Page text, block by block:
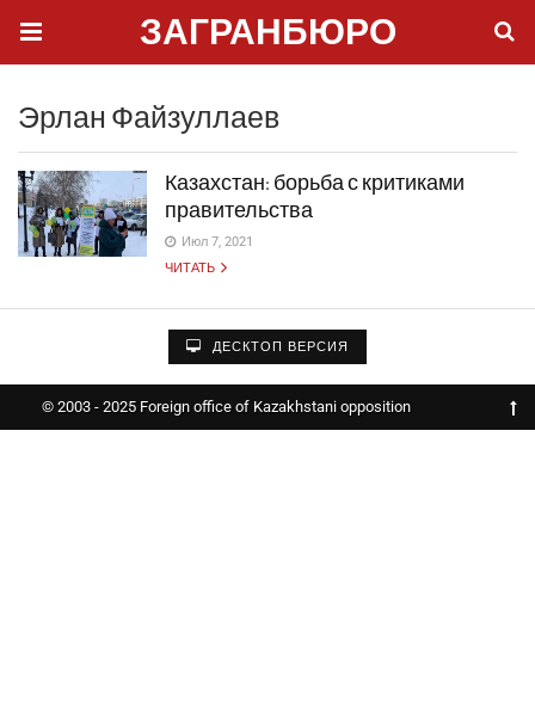
ЗАГРАНБЮРО
Эрлан Файзуллаев
Казахстан: борьба с критиками
правительства
Июл 7, 2021
ЧИТАТЬ
ДЕСКТОП ВЕРСИЯ
© 2003 - 2025 Foreign office of Kazakhstani opposition